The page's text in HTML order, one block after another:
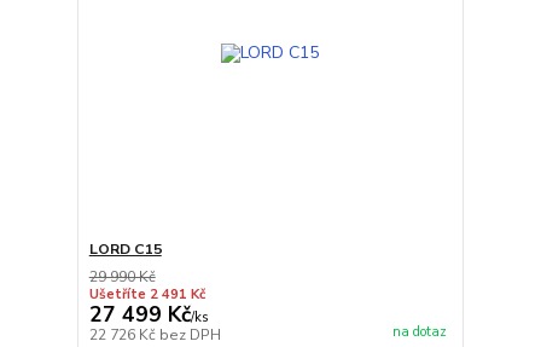
LORD C15
29 990 Kč
Ušetříte 2 491 Kč
27 499 Kč/ks
22 726 Kč bez DPH na dotaz